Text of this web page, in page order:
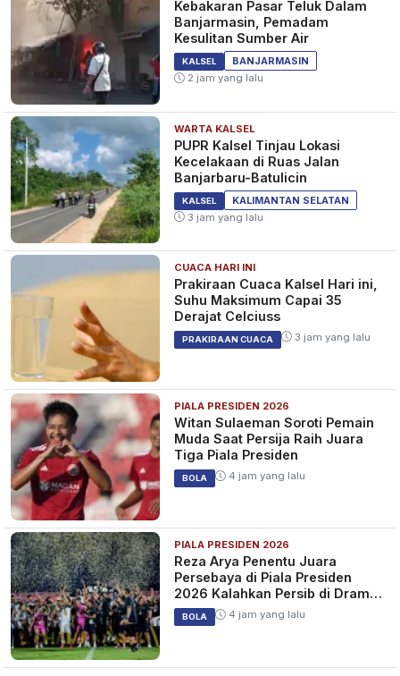
Kebakaran Pasar Teluk Dalam
Banjarmasin, Pemadam
Kesulitan Sumber Air
KALSEL
BANJARMASIN
2 jam yang lalu
WARTA KALSEL
PUPR Kalsel Tinjau Lokasi
Kecelakaan di Ruas Jalan
Banjarbaru-Batulicin
KALSEL
KALIMANTAN SELATAN
3 jam yang lalu
CUACA HARI INI
Prakiraan Cuaca Kalsel Hari ini,
Suhu Maksimum Capai 35
Derajat Celciuss
PRAKIRAAN CUACA 3 jam yang lalu
PIALA PRESIDEN 2026
Witan Sulaeman Soroti Pemain
Muda Saat Persija Raih Juara
Tiga Piala Presiden
BOLA 4 jam yang lalu
PIALA PRESIDEN 2026
Reza Arya Penentu Juara
Persebaya di Piala Presiden
2026 Kalahkan Persib di Drama
Adu Penalti
BOLA 4 jam yang lalu